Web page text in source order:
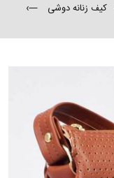
کیف زنانه دوشی
—›